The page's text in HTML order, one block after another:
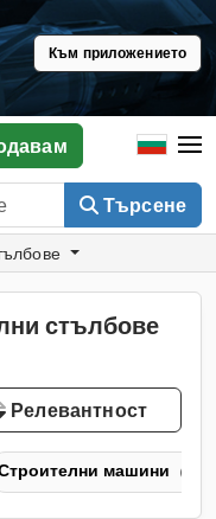
Към приложението
Търсене
стълбове
Релевантност
машини